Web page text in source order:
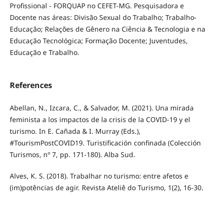
Profissional - FORQUAP no CEFET-MG. Pesquisadora e
Docente nas áreas: Divisão Sexual do Trabalho; Trabalho-
Educação; Relações de Gênero na Ciência & Tecnologia e na
Educação Tecnológica; Formação Docente; Juventudes,
Educação e Trabalho.
References
Abellan, N., Izcara, C., & Salvador, M. (2021). Una mirada
feminista a los impactos de la crisis de la COVID-19 y el
turismo. In E. Cañada & I. Murray (Eds.),
#TourismPostCOVID19. Turistificación confinada (Colección
Turismos, nº 7, pp. 171-180). Alba Sud.
Alves, K. S. (2018). Trabalhar no turismo: entre afetos e
(im)potências de agir. Revista Ateliê do Turismo, 1(2), 16-30.